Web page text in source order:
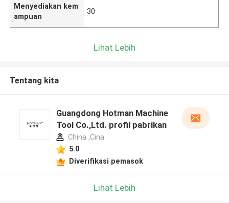
Menyediakan kem
ampuan
30
Lihat Lebih
Tentang kita
Guangdong Hotman Machine
Tool Co.,Ltd. profil pabrikan
China ,Cina
5.0
Diverifikasi pemasok
Lihat Lebih